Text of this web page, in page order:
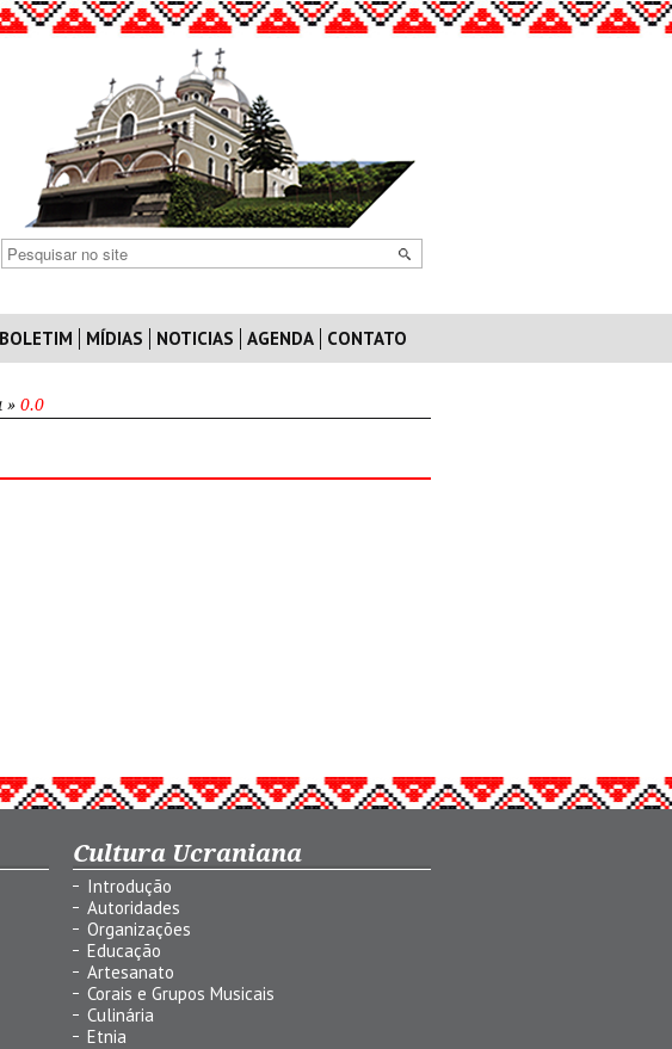
BOLETIM MÍDIAS NOTICIAS AGENDA CONTATO
» 0.0
Cultura Ucraniana
Introdução
Autoridades
Organizações
Educação
Artesanato
Corais e Grupos Musicais
Culinária
Etnia